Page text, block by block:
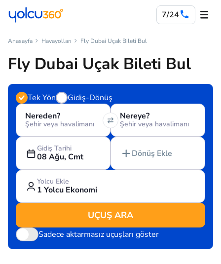
7/24
Anasayfa Havayolları Fly Dubai Uçak Bileti Bul
Fly Dubai Uçak Bileti Bul
Tek Yön
Gidiş-Dönüş
Nereden?
Şehir veya havalimanı
Nereye?
Şehir veya havalimanı
Gidiş Tarihi
08 Ağu, Cmt Dönüş Ekle
Yolcu Ekle
1 Yolcu Ekonomi
UÇUŞ ARA
Sadece aktarmasız uçuşları göster